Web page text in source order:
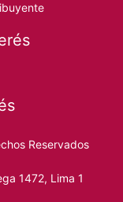
Reservados
1472, Lima 1